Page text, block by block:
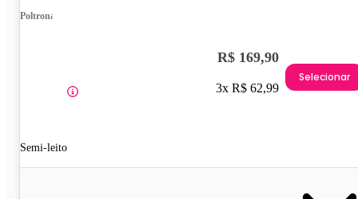
Poltrona
Semi-leito
R$ 169,90
3x R$ 62,99
Selecionar